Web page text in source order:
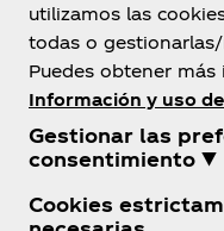
Nosotros
¿Necesitas ayuda?
utilizamos las
todas o
Puedes obtener
Información y uso
Gestionar las
consentimiento ▼
Cookies